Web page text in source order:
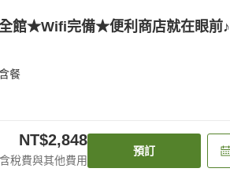
全館★Wifi完備★便利商店就在眼前♪
餐
NT$2,848
含稅費與其他費用
預訂